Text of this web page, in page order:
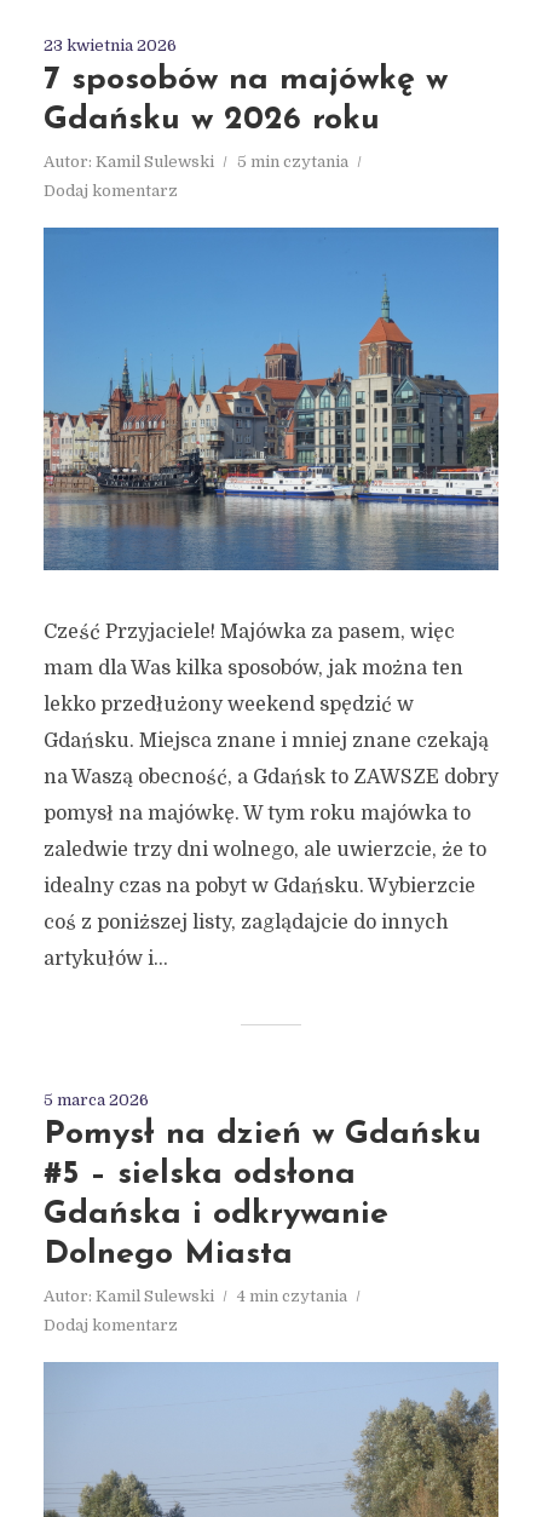
23 kwietnia 2026
7 sposobów na majówkę w
Gdańsku w 2026 roku
Autor: Kamil Sulewski
5 min czytania
Dodaj komentarz
Cześć Przyjaciele! Majówka za pasem, więc
mam dla Was kilka sposobów, jak można ten
lekko przedłużony weekend spędzić w
Gdańsku. Miejsca znane i mniej znane czekają
na Waszą obecność, a Gdańsk to ZAWSZE dobry
pomysł na majówkę. W tym roku majówka to
zaledwie trzy dni wolnego, ale uwierzcie, że to
idealny czas na pobyt w Gdańsku. Wybierzcie
coś z poniższej listy, zaglądajcie do innych
artykułów i...
5 marca 2026
Pomysł na dzień w Gdańsku
#5 – sielska odsłona
Gdańska i odkrywanie
Dolnego Miasta
Autor: Kamil Sulewski
4 min czytania
Dodaj komentarz